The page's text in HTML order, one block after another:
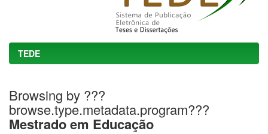
TEDE
Browsing by ???
browse.type.metadata.program???
Mestrado em Educação